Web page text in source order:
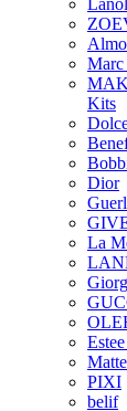
Marc
Kits
Dior
La
PIXI
belif